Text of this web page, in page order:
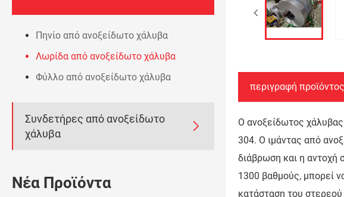
Πηνίο από ανοξείδωτο χάλυβα
Λωρίδα από ανοξείδωτο χάλυβα
Φύλλο από ανοξείδωτο χάλυβα
Συνδετήρες από ανοξείδωτο
χάλυβα

Νέα Προϊόντα
περιγραφή προϊόντος
Ο ανοξείδωτος
304. Ο ιμάντας από
διάβρωση και η αντοχή
1300 βαθμούς, μπορεί
κατάσταση του